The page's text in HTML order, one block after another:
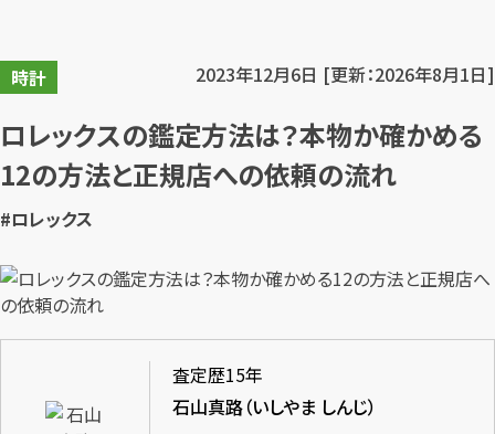
時計 2023年12月6日 [更新：2026年8月1日]
ロレックスの鑑定方法は？本物か確かめる
12の方法と正規店への依頼の流れ
#ロレックス
査定歴15年
石山真路（いしやま しんじ）